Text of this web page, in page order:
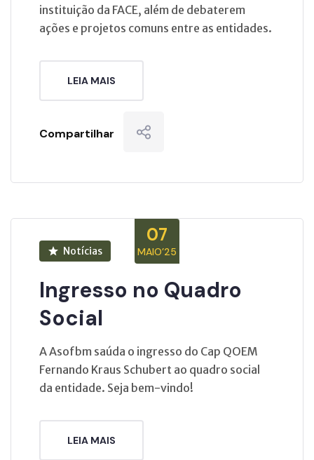
instituição da FACE, além de debaterem
ações e projetos comuns entre as entidades.
LEIA MAIS
Compartilhar
07
MAIO’25
Notícias
Ingresso no Quadro
Social
A Asofbm saúda o ingresso do Cap QOEM
Fernando Kraus Schubert ao quadro social
da entidade. Seja bem-vindo!
LEIA MAIS